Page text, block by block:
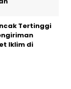
Tertinggi
Iklim di